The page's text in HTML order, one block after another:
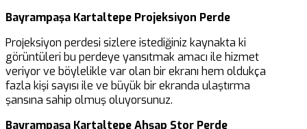
Bayrampaşa Kartaltepe Projeksiyon Perde
Projeksiyon perdesi sizlere istediğiniz kaynakta ki
görüntüleri bu perdeye yansıtmak amacı ile hizmet
veriyor ve böylelikle var olan bir ekranı hem oldukça
fazla kişi sayısı ile ve büyük bir ekranda ulaştırma
şansına sahip olmuş oluyorsunuz.
Bayrampaşa Kartaltepe Ahşap Stor Perde